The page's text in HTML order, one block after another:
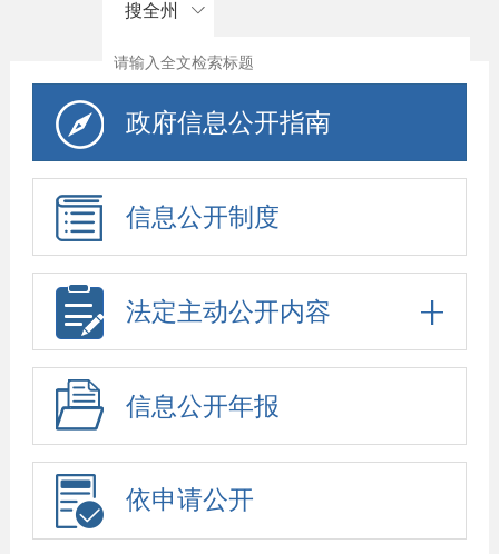
搜全州
政府信息公开指南
信息公开制度
法定主动公开内容
信息公开年报
依申请公开